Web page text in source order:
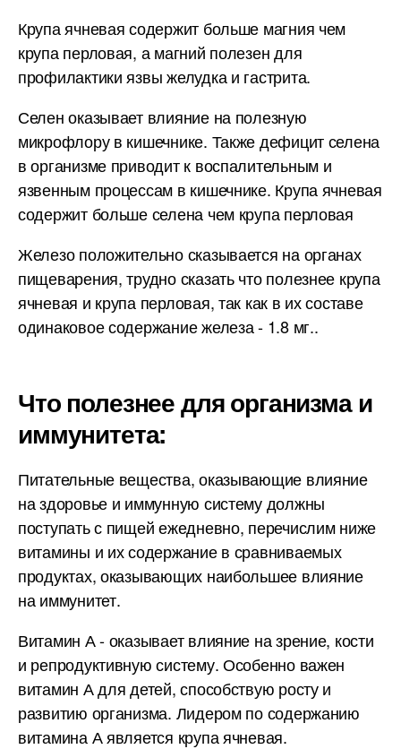
Крупа ячневая содержит больше магния чем
крупа перловая, а магний полезен для
профилактики язвы желудка и гастрита.
Селен оказывает влияние на полезную
микрофлору в кишечнике. Также дефицит селена
в организме приводит к воспалительным и
язвенным процессам в кишечнике. Крупа ячневая
содержит больше селена чем крупа перловая
Железо положительно сказывается на органах
пищеварения, трудно сказать что полезнее крупа
ячневая и крупа перловая, так как в их составе
одинаковое содержание железа - 1.8 мг..
Что полезнее для организма и
иммунитета:
Питательные вещества, оказывающие влияние
на здоровье и иммунную систему должны
поступать с пищей ежедневно, перечислим ниже
витамины и их содержание в сравниваемых
продуктах, оказывающих наибольшее влияние
на иммунитет.
Витамин А - оказывает влияние на зрение, кости
и репродуктивную систему. Особенно важен
витамин А для детей, способствую росту и
развитию организма. Лидером по содержанию
витамина А является крупа ячневая.